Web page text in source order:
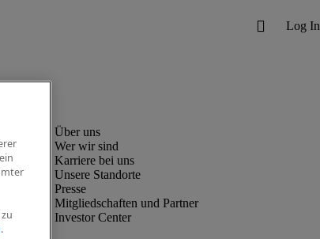
Wer wir sind
Karriere bei uns
Unsere Standorte
Presse
Mitgliedschaften und Partner
Investor Center
.